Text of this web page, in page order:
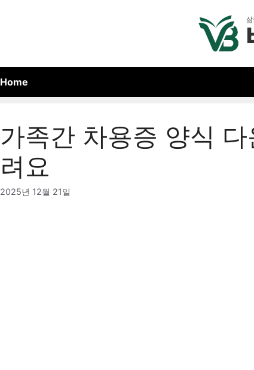
Home
가족간 차용증 양식
려요
2025년 12월 21일